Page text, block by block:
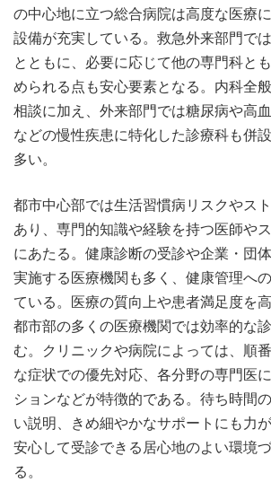
の中心地に立つ総合病院は高度な医療
設備が充実している。救急外来部門で
とともに、必要に応じて他の専門科と
められる点も安心要素となる。内科全
相談に加え、外来部門では糖尿病や高
などの慢性疾患に特化した診療科も併
多い。
都市中心部では生活習慣病リスクやス
あり、専門的知識や経験を持つ医師や
にあたる。健康診断の受診や企業・団
実施する医療機関も多く、健康管理へ
ている。医療の質向上や患者満足度を
都市部の多くの医療機関では効率的な
む。クリニックや病院によっては、順
な症状での優先対応、各分野の専門医
ションなどが特徴的である。待ち時間
い説明、きめ細やかなサポートにも力
安心して受診できる居心地のよい環境
る。